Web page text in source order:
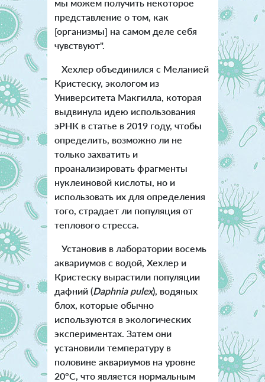
мы можем получить некоторое
представление о том, как
[организмы] на самом деле себя
чувствуют".
Хехлер объединился с Меланией
Кристеску, экологом из
Университета Макгилла, которая
выдвинула идею использования
эРНК в статье в 2019 году, чтобы
определить, возможно ли не
только захватить и
проанализировать фрагменты
нуклеиновой кислоты, но и
использовать их для определения
того, страдает ли популяция от
теплового стресса.
Установив в лаборатории восемь
аквариумов с водой, Хехлер и
Кристеску вырастили популяции
дафний (Daphnia pulex), водяных
блох, которые обычно
используются в экологических
экспериментах. Затем они
установили температуру в
половине аквариумов на уровне
20°C, что является нормальным